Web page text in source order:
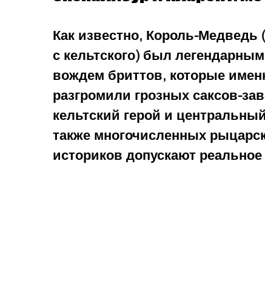
Как известно, Король-Медведь
с кельтского) был
вождем бриттов, которые
разгромили грозных саксов-
кельтский герой и
также многочисленных
историков допускают